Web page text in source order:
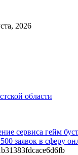
2026
области
сервиса гейм
заявок в сферу